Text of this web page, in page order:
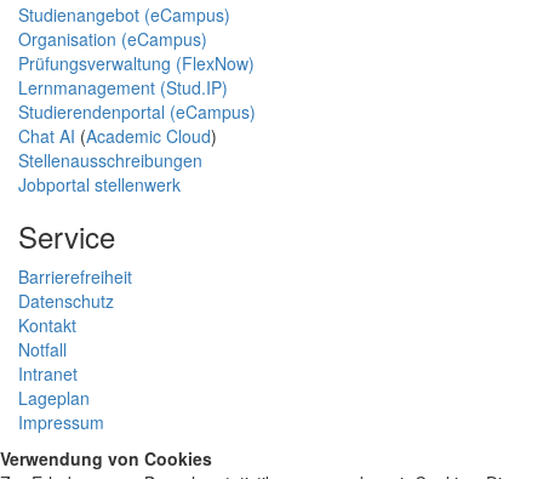
Studienangebot (eCampus)
Organisation (eCampus)
Prüfungsverwaltung (FlexNow)
Lernmanagement (Stud.IP)
Studierendenportal (eCampus)
Chat AI (Academic Cloud)
Stellenausschreibungen
Jobportal stellenwerk
Service
Barrierefreiheit
Datenschutz
Kontakt
Notfall
Intranet
Lageplan
Impressum
Verwendung von Cookies